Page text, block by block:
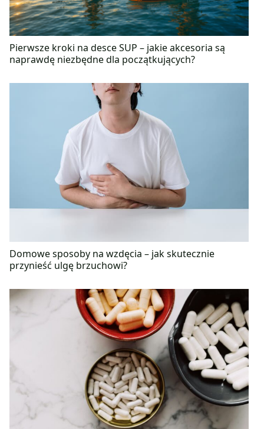
Pierwsze kroki na desce SUP – jakie akcesoria są
naprawdę niezbędne dla początkujących?
Domowe sposoby na wzdęcia – jak skutecznie
przynieść ulgę brzuchowi?